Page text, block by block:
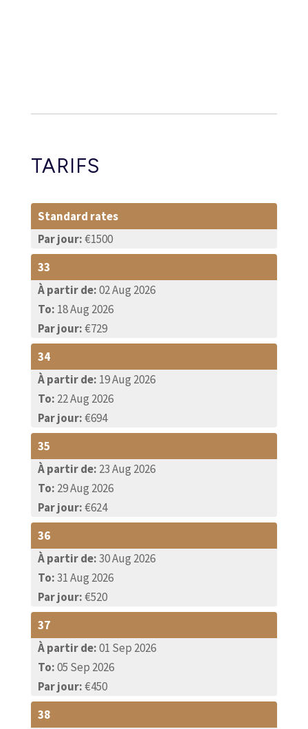
TARIFS
Standard rates
Par jour:€1500
33
À partir de:02 Aug 2026
To: 18 Aug 2026
Par jour:€729
34
À partir de: 19 Aug 2026
To: 22 Aug 2026
Par jour:€694
35
À partir de: 23 Aug 2026
To: 29 Aug 2026
Par jour:€624
36
À partir de:30 Aug 2026
To:31 Aug 2026
Par jour:€520
37
À partir de:01 Sep 2026
To:05 Sep 2026
Par jour:€450
38